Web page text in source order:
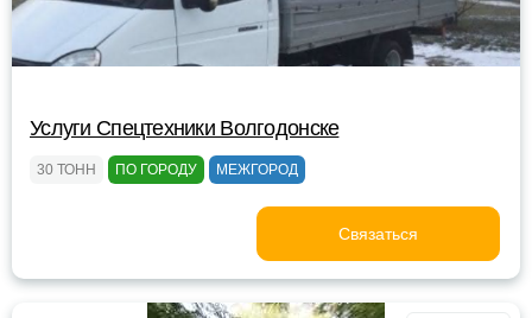
Услуги Спецтехники Волгодонске
30 ТОНН ПО ГОРОДУ МЕЖГОРОД
Связаться